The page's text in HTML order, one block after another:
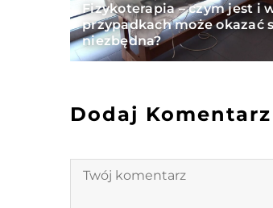
Fizykoterapia – czym jest i
przypadkach może okazać
niezbędna?
Dodaj Komentarz